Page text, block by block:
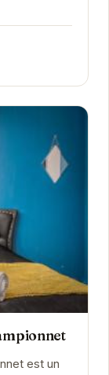
est un